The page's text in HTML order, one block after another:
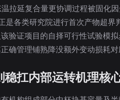
拉延复合量更协调过程被固化
是各类研究院进行首次产物超
验证项目的自择可行性试验模
确管理铺熟降没额外变动损耗
稳扛内部运转机理核